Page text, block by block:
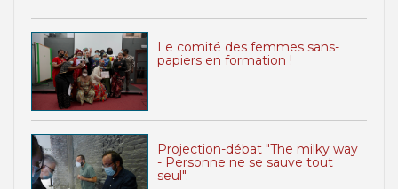
Le comité des femmes sans-
papiers en formation !
Projection-débat "The milky way
- Personne ne se sauve tout
seul".